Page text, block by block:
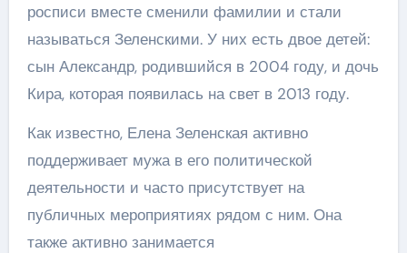
росписи вместе сменили фамилии и стали
называться Зеленскими. У них есть двое детей:
сын Александр, родившийся в 2004 году, и дочь
Кира, которая появилась на свет в 2013 году.
Как известно, Елена Зеленская активно
поддерживает мужа в его политической
деятельности и часто присутствует на
публичных мероприятиях рядом с ним. Она
также активно занимается